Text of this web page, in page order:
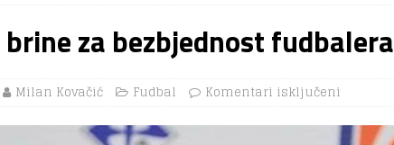
brine za bezbjednost fudbalera
Milan Kovačić Fudbal Komentari isključeni